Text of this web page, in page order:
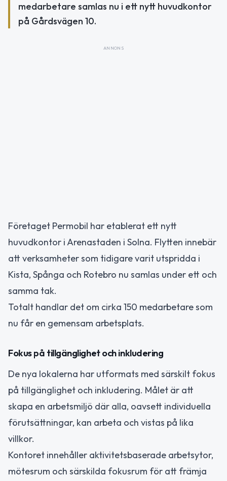
medarbetare samlas nu i ett nytt huvudkontor
på Gårdsvägen 10.
ANNONS
Företaget Permobil har etablerat ett nytt
huvudkontor i Arenastaden i Solna. Flytten innebär
att verksamheter som tidigare varit utspridda i
Kista, Spånga och Rotebro nu samlas under ett och
samma tak.
Totalt handlar det om cirka 150 medarbetare som
nu får en gemensam arbetsplats.
Fokus på tillgänglighet och inkludering
De nya lokalerna har utformats med särskilt fokus
på tillgänglighet och inkludering. Målet är att
skapa en arbetsmiljö där alla, oavsett individuella
förutsättningar, kan arbeta och vistas på lika
villkor.
Kontoret innehåller aktivitetsbaserade arbetsytor,
mötesrum och särskilda fokusrum för att främja